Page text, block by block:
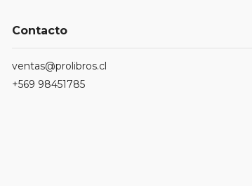
Contacto
ventas@prolibros.cl
+569 98451785